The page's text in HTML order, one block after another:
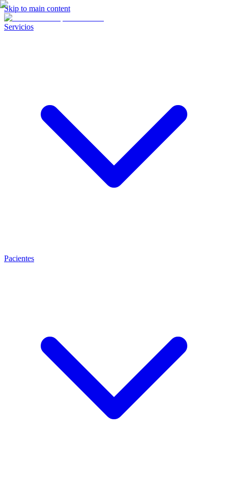
Skip to main content
Servicios
Pacientes